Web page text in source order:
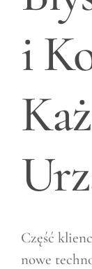
i
Część
nowe